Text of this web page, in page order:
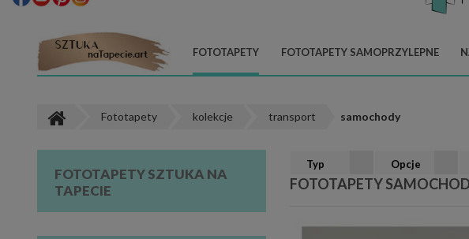
FOTOTAPETY FOTOTAPETY SAMOPRZYLEPNE
Fototapety kolekcje transport samochody
Typ Opcje
FOTOTAPETY
FOTOTAPETY SZTUKA NA
TAPECIE